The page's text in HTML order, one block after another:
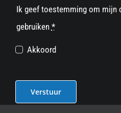
Ik geef toestemming om mijn
gebruiken *
Akkoord
Verstuur